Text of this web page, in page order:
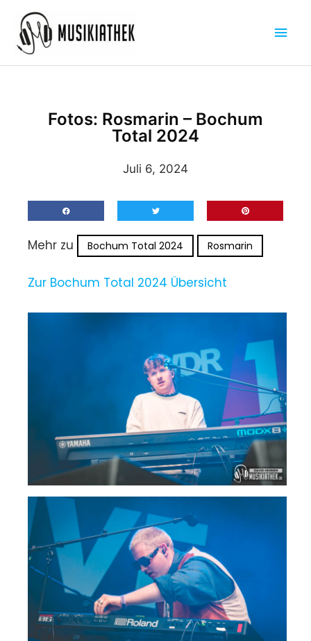
Inhalt
springen
Fotos: Rosmarin – Bochum
Total 2024
Juli 6, 2024
Mehr zu Bochum Total 2024 Rosmarin
Zur Bochum Total 2024 Übersicht